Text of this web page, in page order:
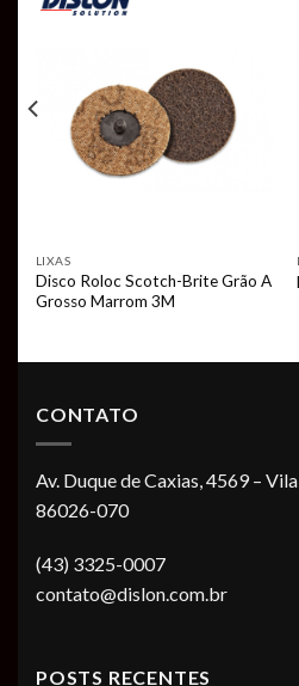
wishlist
LIXAS
Disco Roloc Scotch-Brite Grão A
Grosso Marrom 3M
CONTATO
Av. Duque de Caxias, 4569 –
86026-070
(43) 3325-0007
contato@dislon.com.br
POSTS RECENTES